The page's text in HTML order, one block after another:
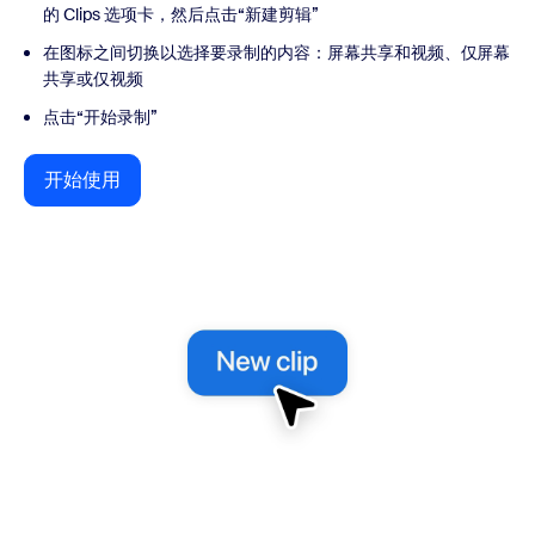
的 Clips 选项卡，然后点击“新建剪辑”
在图标之间切换以选择要录制的内容：屏幕共享和视频、仅屏幕
共享或仅视频
点击“开始录制”
开始使用
开始使用